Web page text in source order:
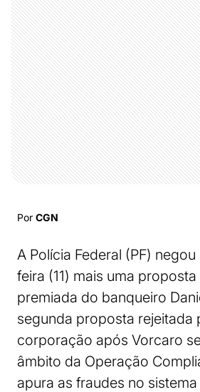
Por CGN
A Polícia Federal (PF)
feira (11) mais uma
premiada do banqueiro
segunda proposta rejeitada
corporação após Vorcaro
âmbito da Operação
apura as fraudes no